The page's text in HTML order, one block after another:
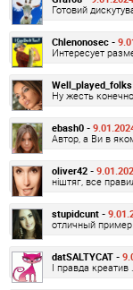
Готовий
Chlenonosec -
Интересует
Ну жесть
ebash0 -
Автор, а Ви в
oliver42 -
ніштяг, все
stupidcunt -
отличный
datSALTYCAT -
І правда креатив